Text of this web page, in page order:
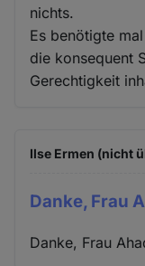
nichts.
Es benötigte
die konsequent
Gerechtigkeit
Ilse Ermen (nicht
Danke, Frau
Danke, Frau